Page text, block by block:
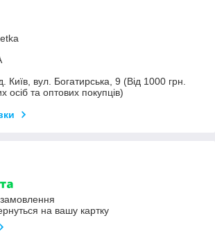
Київ, вул. Богатирська, 9 (Від 1000 грн.
осіб та оптових покупців)
на вашу картку